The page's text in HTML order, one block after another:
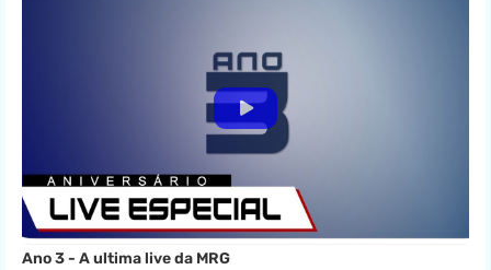
Ano 3 - A ultima live da MRG